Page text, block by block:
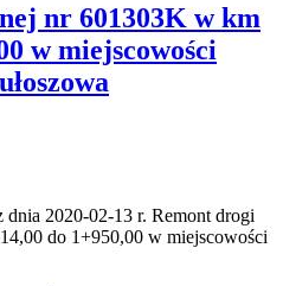
nr 601303K w km
w miejscowości
dnia 2020-02-13 r. Remont drogi
do 1+950,00 w miejscowości